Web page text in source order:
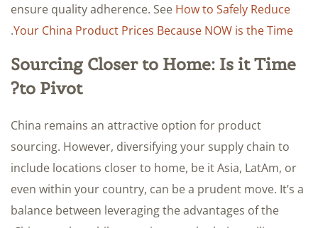
ensure quality adherence. See How to Safely Reduce
Your China Product Prices Because NOW is the Time
.
Sourcing Closer to Home: Is it Time
to Pivot?
China remains an attractive option for product
sourcing. However, diversifying your supply chain to
include locations closer to home, be it Asia, LatAm, or
even within your country, can be a prudent move. It’s a
balance between leveraging the advantages of the